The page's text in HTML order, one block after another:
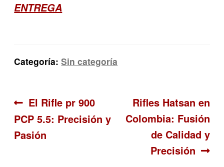
ENTREGA
Categoría:Sin categoría
Navegación
de
Anterior:
El Rifle pr 900
PCP 5.5: Precisión y
Pasión
Siguiente:
Rifles Hatsan en
Colombia: Fusión
de Calidad y
Precisión